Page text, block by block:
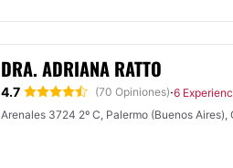
DRA. ADRIANA RATTO
4.7 (70 Opiniones)·6
Arenales 3724 2º C, Palermo (Buenos Aires),